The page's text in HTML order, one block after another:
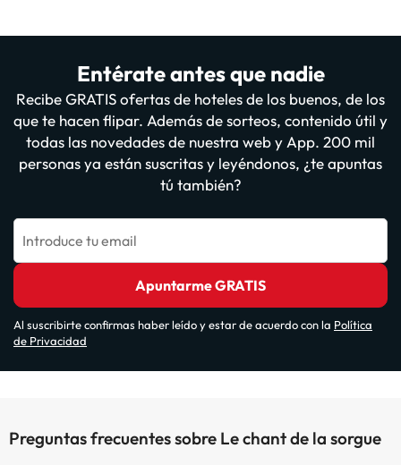
Entérate antes que nadie
Recibe GRATIS ofertas de hoteles de los buenos, de los
que te hacen flipar. Además de sorteos, contenido útil y
todas las novedades de nuestra web y App. 200 mil
personas ya están suscritas y leyéndonos, ¿te apuntas
tú también?
Introduce tu email
Apuntarme GRATIS
Al suscribirte confirmas haber leído y estar de acuerdo con la Política
de Privacidad
Preguntas frecuentes sobre Le chant de la sorgue